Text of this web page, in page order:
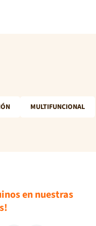
MULTIFUNCIONAL
en nuestras